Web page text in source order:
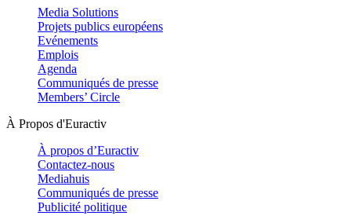
Media Solutions
Projets publics européens
Evénements
Emplois
Agenda
Communiqués de presse
Members’ Circle
À Propos d'Euractiv
À propos d’Euractiv
Contactez-nous
Mediahuis
Communiqués de presse
Publicité politique